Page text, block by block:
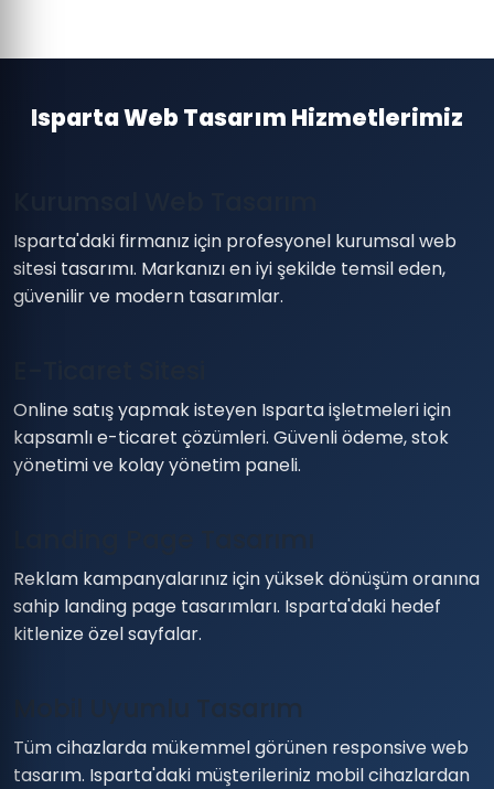
Isparta Web Tasarım Hizmetlerimiz
Isparta'daki firmanız için profesyonel kurumsal web
sitesi tasarımı. Markanızı en iyi şekilde temsil eden,
güvenilir ve modern tasarımlar.
Online satış yapmak isteyen Isparta işletmeleri için
kapsamlı e-ticaret çözümleri. Güvenli ödeme, stok
yönetimi ve kolay yönetim paneli.
Reklam kampanyalarınız için yüksek dönüşüm oranına
sahip landing page tasarımları. Isparta'daki hedef
kitlenize özel sayfalar.
Mobil Uyumlu Tasarım
Tüm cihazlarda mükemmel görünen responsive web
tasarım. Isparta'daki müşterileriniz mobil cihazlardan